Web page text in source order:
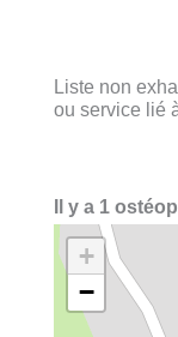
Liste non
ou service lié
Il y a 1
+
−